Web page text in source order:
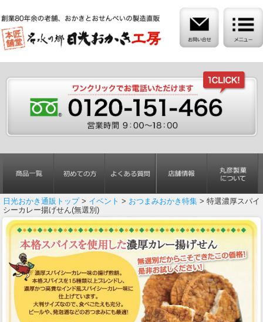
日光おかき通販トップ> イベント > おつまみおかき特集 > 特選濃厚スパイ
シーカレー揚げせん(無選別)